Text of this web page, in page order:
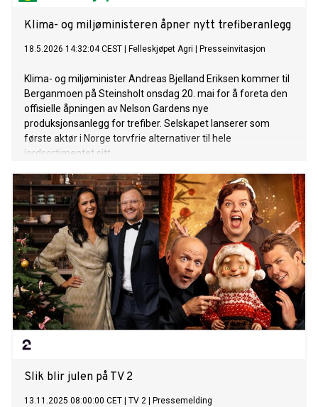
Klima- og miljøministeren åpner nytt trefiberanlegg
18.5.2026 14:32:04 CEST Felleskjøpet Agri Presseinvitasjon
Klima- og miljøminister Andreas Bjelland Eriksen kommer til
Berganmoen på Steinsholt onsdag 20. mai for å foreta den
offisielle åpningen av Nelson Gardens nye
produksjonsanlegg for trefiber. Selskapet lanserer som
første aktør i Norge torvfrie alternativer til hele
jordsortimentet sitt.
Slik blir julen på TV 2
13.11.2025 08:00:00 CET TV 2 Pressemelding